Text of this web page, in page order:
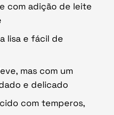
com adição de leite
lisa e fácil de
mas com um
e delicado
com temperos,